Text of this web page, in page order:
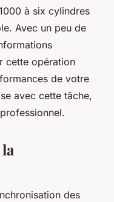
à six cylindres
Avec un peu de
cette opération
de votre
avec cette tâche,
des